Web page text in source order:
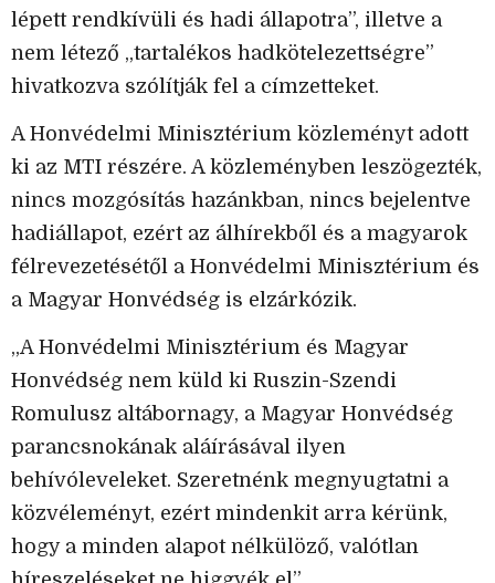
lépett rendkívüli és hadi állapotra”, illetve a
nem létező „tartalékos hadkötelezettségre”
hivatkozva szólítják fel a címzetteket.
A Honvédelmi Minisztérium közleményt adott
ki az MTI részére. A közleményben leszögezték,
nincs mozgósítás hazánkban, nincs bejelentve
hadiállapot, ezért az álhírekből és a magyarok
félrevezetésétől a Honvédelmi Minisztérium és
a Magyar Honvédség is elzárkózik.
„A Honvédelmi Minisztérium és Magyar
Honvédség nem küld ki Ruszin-Szendi
Romulusz altábornagy, a Magyar Honvédség
parancsnokának aláírásával ilyen
behívóleveleket. Szeretnénk megnyugtatni a
közvéleményt, ezért mindenkit arra kérünk,
hogy a minden alapot nélkülöző, valótlan